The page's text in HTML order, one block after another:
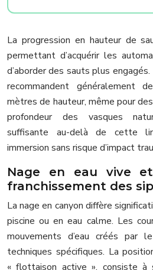
La progression en hauteur de
permettant d’acquérir les
d’aborder des sauts plus
recommandent généralement
mètres de hauteur, même pour
profondeur des vasques
suffisante au-delà de cette
immersion sans risque d’impact
Nage en eau vive
franchissement des
La nage en canyon diffère
piscine ou en eau calme. Les
mouvements d’eau créés par
techniques spécifiques. La
« flottaison active », consiste à